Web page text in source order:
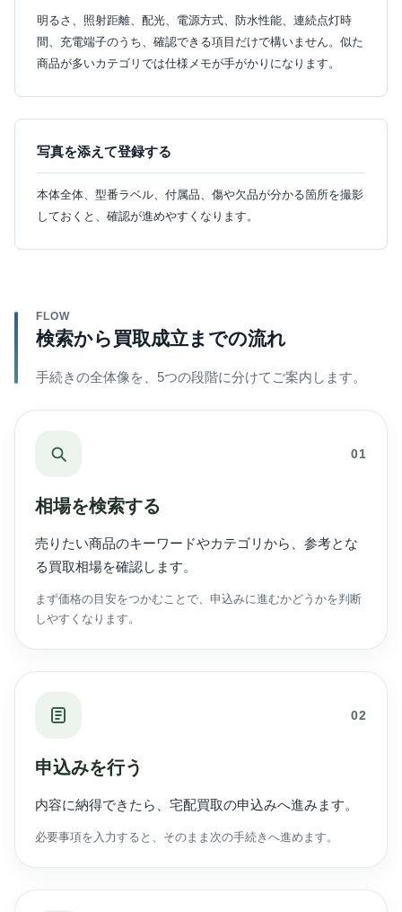
明るさ、照射距離、配光、電源方式、防水性能、連続点灯時
間、充電端子のうち、確認できる項目だけで構いません。似た
商品が多いカテゴリでは仕様メモが手がかりになります。
写真を添えて登録する
本体全体、型番ラベル、付属品、傷や欠品が分かる箇所を撮影
しておくと、確認が進めやすくなります。
FLOW
検索から買取成立までの流れ
手続きの全体像を、5つの段階に分けてご案内します。
01
相場を検索する
売りたい商品のキーワードやカテゴリから、参考とな
る買取相場を確認します。
まず価格の目安をつかむことで、申込みに進むかどうかを判断
しやすくなります。
02
申込みを行う
内容に納得できたら、宅配買取の申込みへ進みます。
必要事項を入力すると、そのまま次の手続きへ進めます。